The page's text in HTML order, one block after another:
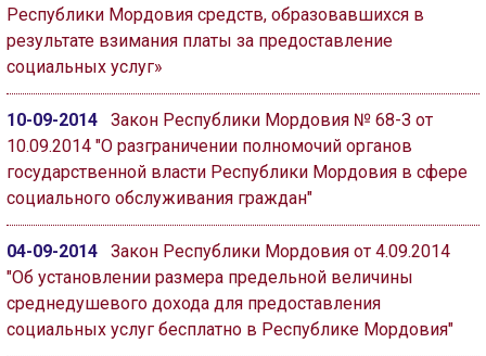
Республики Мордовия средств, образовавшихся в
результате взимания платы за предоставление
социальных услуг»
10-09-2014
Закон Республики Мордовия № 68-З от
10.09.2014 "О разграничении полномочий органов
государственной власти Республики Мордовия в сфере
социального обслуживания граждан"
04-09-2014
Закон Республики Мордовия от 4.09.2014
"Об установлении размера предельной величины
среднедушевого дохода для предоставления
социальных услуг бесплатно в Республике Мордовия"